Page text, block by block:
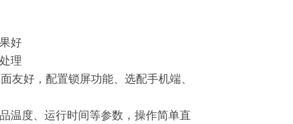
好
理
友好，配置锁屏功能、选配手机端、
温度、运行时间等参数，操作简单直